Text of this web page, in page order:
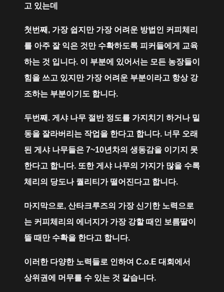
고 있는데
첫번째, 가장 쉽지만 가장 어려운 방법인 커피체리
를 아주 잘 익은 것만 수확하도록 피커들에게 교육
하는 것 입니다. 이 부분에 있어서는 모든 농장들이
힘을 쓰고 있지만 가장 어려운 부분이라고 항상 강
조하는 부분이기도 합니다.
두번째. 게샤 나무 절반 정도를 가지치기 하거나 밑
동을 잘라버리는 작업을 한다고 합니다. 너무 오래
된 게샤 나무들은 7~10년차의 생동감을 이기지 못
한다고 합니다. 또한 게샤 나무의 가지가 많을 수록
체리의 당도나 퀄리티가 떨어진다고 합니다.
마지막으로, 산타크루즈의 가장 신기한 노력으로
는 커피체리의 에너지가 가장 강할 때인 보름딸이
뜰 때만 수확을 한다고 합니다.
이러한 다양한 노력들로 인하여 C.o.E 대회에서
상위권에 머무를 수 있는 것 같습니다.